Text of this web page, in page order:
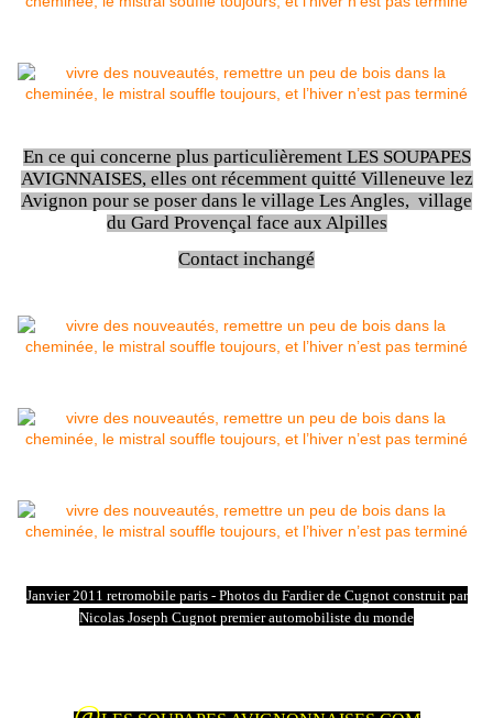
En ce qui concerne plus particulièrement LES SOUPAPES
AVIGNNAISES, elles ont récemment quitté Villeneuve lez
Avignon pour se poser dans le village Les Angles, village
du Gard Provençal face aux Alpilles
Contact inchangé
Janvier 2011 retromobile paris - Photos du Fardier de Cugnot construit par
Nicolas Joseph Cugnot premier automobiliste du monde